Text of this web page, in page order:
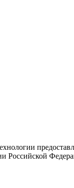
Российской